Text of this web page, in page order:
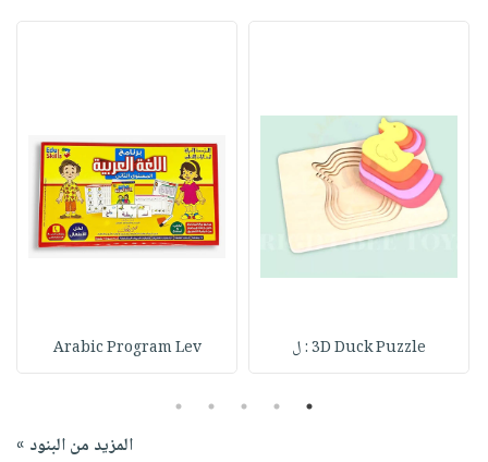
3D Duck Puzzle : ل Arabic Program Lev
1
2
3
4
5
المزيد من البنود »